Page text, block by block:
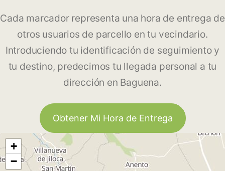
Cada marcador representa una hora de entrega de
otros usuarios de parcello en tu vecindario.
Introduciendo tu identificación de seguimiento y
tu destino, predecimos tu llegada personal a tu
dirección en Baguena.
Obtener Mi Hora de Entrega
+
−